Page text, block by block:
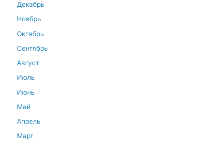
Декабрь
Ноябрь
Октябрь
Сентябрь
Август
Июль
Июнь
Май
Апрель
Март